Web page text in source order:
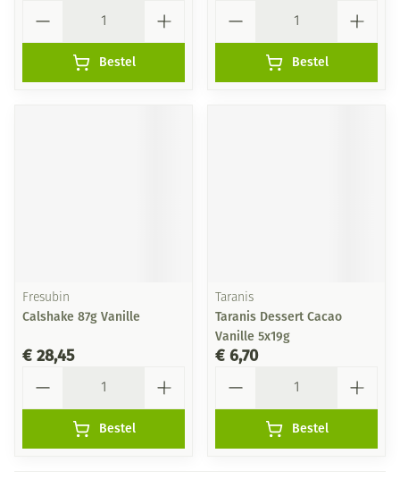
Bestel Bestel
Fresubin
Calshake 87g Vanille
€ 28,45
Bestel
Taranis
Taranis Dessert Cacao
Vanille 5x19g
€ 6,70
Bestel